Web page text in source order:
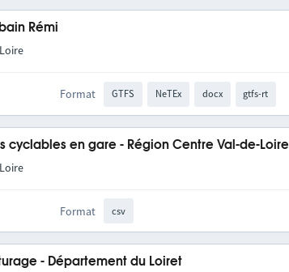
Rémi
Format GTFS NeTEx docx gtfs-rt
cyclables en gare - Région Centre Val-de-Loire
Format csv
- Département du Loiret